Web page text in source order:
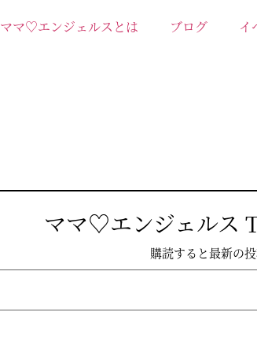
ママ♡エンジェルスとは ブログ イ
ママ♡エンジェルス
購読すると最新の